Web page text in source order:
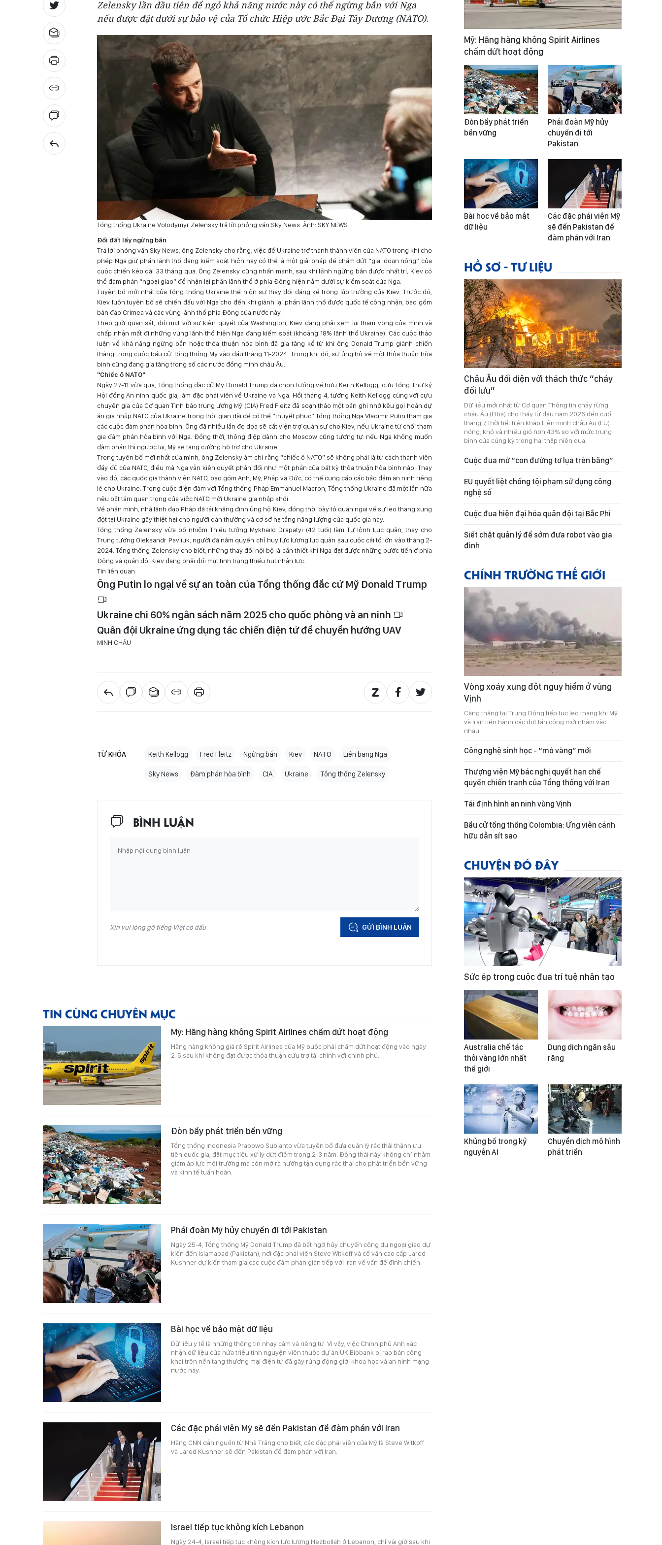
Zelensky lần đầu tiên để ngỏ khả năng nước này có thể ngừng bắn với Nga
nếu được đặt dưới sự bảo vệ của Tổ chức Hiệp ước Bắc Đại Tây Dương (NATO).
Tổng thống Ukraine Volodymyr Zelensky trả lời phỏng vấn Sky News. Ảnh: SKY NEWS
Đổi đất lấy ngừng bắn
Trả lời phỏng vấn Sky News, ông Zelensky cho rằng, việc để Ukraine trở thành thành viên của NATO trong khi cho
phép Nga giữ phần lãnh thổ đang kiểm soát hiện nay có thể là một giải pháp để chấm dứt “giai đoạn nóng” của
cuộc chiến kéo dài 33 tháng qua. Ông Zelensky cũng nhấn mạnh, sau khi lệnh ngừng bắn được nhất trí, Kiev có
thể đàm phán “ngoại giao” để nhận lại phần lãnh thổ ở phía Đông hiện nằm dưới sự kiểm soát của Nga.
Tuyên bố mới nhất của Tổng thống Ukraine thể hiện sự thay đổi đáng kể trong lập trường của Kiev. Trước đó,
Kiev luôn tuyên bố sẽ chiến đấu với Nga cho đến khi giành lại phần lãnh thổ được quốc tế công nhận, bao gồm
bán đảo Crimea và các vùng lãnh thổ phía Đông của nước này.
Theo giới quan sát, đối mặt với sự kiên quyết của Washington, Kiev đang phải xem lại tham vọng của mình và
chấp nhận mất đi những vùng lãnh thổ hiện Nga đang kiểm soát (khoảng 18% lãnh thổ Ukraine). Các cuộc thảo
luận về khả năng ngừng bắn hoặc thỏa thuận hòa bình đã gia tăng kể từ khi ông Donald Trump giành chiến
thắng trong cuộc bầu cử Tổng thống Mỹ vào đầu tháng 11-2024. Trong khi đó, sự ủng hộ về một thỏa thuận hòa
bình cũng đang gia tăng trong số các nước đồng minh châu Âu.
"Chiếc ô NATO"
Ngày 27-11 vừa qua, Tổng thống đắc cử Mỹ Donald Trump đã chọn tướng về hưu Keith Kellogg, cựu Tổng Thư ký
Hội đồng An ninh quốc gia, làm đặc phái viên về Ukraine và Nga. Hồi tháng 4, tướng Keith Kellogg cùng với cựu
chuyên gia của Cơ quan Tình báo trung ương Mỹ (CIA) Fred Fleitz đã soạn thảo một bản ghi nhớ kêu gọi hoãn dự
án gia nhập NATO của Ukraine trong thời gian dài để có thể “thuyết phục” Tổng thống Nga Vladimir Putin tham gia
các cuộc đàm phán hòa bình. Ông đã nhiều lần đe dọa sẽ cắt viện trợ quân sự cho Kiev, nếu Ukraine từ chối tham
gia đàm phán hòa bình với Nga. Đồng thời, thông điệp dành cho Moscow cũng tương tự: nếu Nga không muốn
đàm phán thì ngược lại, Mỹ sẽ tăng cường hỗ trợ cho Ukraine.
Trong tuyên bố mới nhất của mình, ông Zelensky ám chỉ rằng “chiếc ô NATO” sẽ không phải là tư cách thành viên
đầy đủ của NATO, điều mà Nga vẫn kiên quyết phản đối như một phần của bất kỳ thỏa thuận hòa bình nào. Thay
vào đó, các quốc gia thành viên NATO, bao gồm Anh, Mỹ, Pháp và Đức, có thể cung cấp các bảo đảm an ninh riêng
lẻ cho Ukraine. Trong cuộc điện đàm với Tổng thống Pháp Emmanuel Macron, Tổng thống Ukraine đã một lần nữa
nêu bật tầm quan trọng của việc NATO mời Ukraine gia nhập khối.
Về phần mình, nhà lãnh đạo Pháp đã tái khẳng định ủng hộ Kiev, đồng thời bày tỏ quan ngại về sự leo thang xung
đột tại Ukraine gây thiệt hại cho người dân thường và cơ sở hạ tầng năng lượng của quốc gia này.
Tổng thống Zelensky vừa bổ nhiệm Thiếu tướng Mykhailo Drapatyi (42 tuổi) làm Tư lệnh Lục quân, thay cho
Trung tướng Oleksandr Pavliuk, người đã nắm quyền chỉ huy lực lượng lục quân sau cuộc cải tổ lớn vào tháng 2-
2024. Tổng thống Zelensky cho biết, những thay đổi nội bộ là cần thiết khi Nga đạt được những bước tiến ở phía
Đông và quân đội Kiev đang phải đối mặt tình trạng thiếu hụt nhân lực.
Tin liên quan
Ông Putin lo ngại về sự an toàn của Tổng thống đắc cử Mỹ Donald Trump
Ukraine chi 60% ngân sách năm 2025 cho quốc phòng và an ninh
Quân đội Ukraine ứng dụng tác chiến điện tử để chuyển hướng UAV
MINH CHÂU
TỪ KHÓA Keith Kellogg Fred Fleitz Ngừng bắn Kiev NATO Liên bang Nga
Sky News Đàm phán hòa bình CIA Ukraine Tổng thống Zelensky
BÌNH LUẬN
Xin vui lòng gõ tiếng Việt có dấu GỬI BÌNH LUẬN
TIN CÙNG CHUYÊN MỤC
Mỹ: Hãng hàng không Spirit Airlines chấm dứt hoạt động
Hãng hàng không giá rẻ Spirit Airlines của Mỹ buộc phải chấm dứt hoạt động vào ngày
2-5 sau khi không đạt được thỏa thuận cứu trợ tài chính với chính phủ.
Đòn bẩy phát triển bền vững
Tổng thống Indonesia Prabowo Subianto vừa tuyên bố đưa quản lý rác thải thành ưu
tiên quốc gia, đặt mục tiêu xử lý dứt điểm trong 2-3 năm. Động thái này không chỉ nhằm
giảm áp lực môi trường mà còn mở ra hướng tận dụng rác thải cho phát triển bền vững
và kinh tế tuần hoàn.
Phái đoàn Mỹ hủy chuyến đi tới Pakistan
Ngày 25-4, Tổng thống Mỹ Donald Trump đã bất ngờ hủy chuyến công du ngoại giao dự
kiến đến Islamabad (Pakistan), nơi đặc phái viên Steve Witkoff và cố vấn cao cấp Jared
Kushner dự kiến tham gia các cuộc đàm phán gián tiếp với Iran về vấn đề đình chiến.
Bài học về bảo mật dữ liệu
Dữ liệu y tế là những thông tin nhạy cảm và riêng tư. Vì vậy, việc Chính phủ Anh xác
nhận dữ liệu của nửa triệu tình nguyện viên thuộc dự án UK Biobank bị rao bán công
khai trên nền tảng thương mại điện tử đã gây rúng động giới khoa học và an ninh mạng
nước này.
Các đặc phái viên Mỹ sẽ đến Pakistan để đàm phán với Iran
Hãng CNN dẫn nguồn từ Nhà Trắng cho biết, các đặc phái viên của Mỹ là Steve Witkoff
và Jared Kushner sẽ đến Pakistan để đàm phán với Iran.
Israel tiếp tục không kích Lebanon
Ngày 24-4, Israel tiếp tục không kích lực lượng Hezbollah ở Lebanon, chỉ vài giờ sau khi
Mỹ: Hãng hàng không Spirit Airlines
chấm dứt hoạt động
Đòn bẩy phát triển
bền vững
Phái đoàn Mỹ hủy
chuyến đi tới
Pakistan
Bài học về bảo mật
dữ liệu
Các đặc phái viên Mỹ
sẽ đến Pakistan để
đàm phán với Iran
HỒ SƠ - TƯ LIỆU
Châu Âu đối diện với thách thức “cháy
đối lưu”
Dữ liệu mới nhất từ Cơ quan Thông tin cháy rừng
châu Âu (Effis) cho thấy từ đầu năm 2026 đến cuối
tháng 7, thời tiết trên khắp Liên minh châu Âu (EU)
nóng, khô và nhiều gió hơn 43% so với mức trung
bình của cùng kỳ trong hai thập niên qua.
Cuộc đua mở “con đường tơ lụa trên băng”
EU quyết liệt chống tội phạm sử dụng công
nghệ số
Cuộc đua hiện đại hóa quân đội tại Bắc Phi
Siết chặt quản lý để sớm đưa robot vào gia
đình
CHÍNH TRƯỜNG THẾ GIỚI
Vòng xoáy xung đột nguy hiểm ở vùng
Vịnh
Căng thẳng tại Trung Đông tiếp tục leo thang khi Mỹ
và Iran tiến hành các đợt tấn công mới nhằm vào
nhau.
Công nghệ sinh học - “mỏ vàng” mới
Thượng viện Mỹ bác nghị quyết hạn chế
quyền chiến tranh của Tổng thống với Iran
Tái định hình an ninh vùng Vịnh
Bầu cử tổng thống Colombia: Ứng viên cánh
hữu dẫn sít sao
CHUYỆN ĐÓ ĐÂY
Sức ép trong cuộc đua trí tuệ nhân tạo
Australia chế tác
thỏi vàng lớn nhất
thế giới
Dung dịch ngăn sâu
răng
Khủng bố trong kỷ
nguyên AI
Chuyển dịch mô hình
phát triển